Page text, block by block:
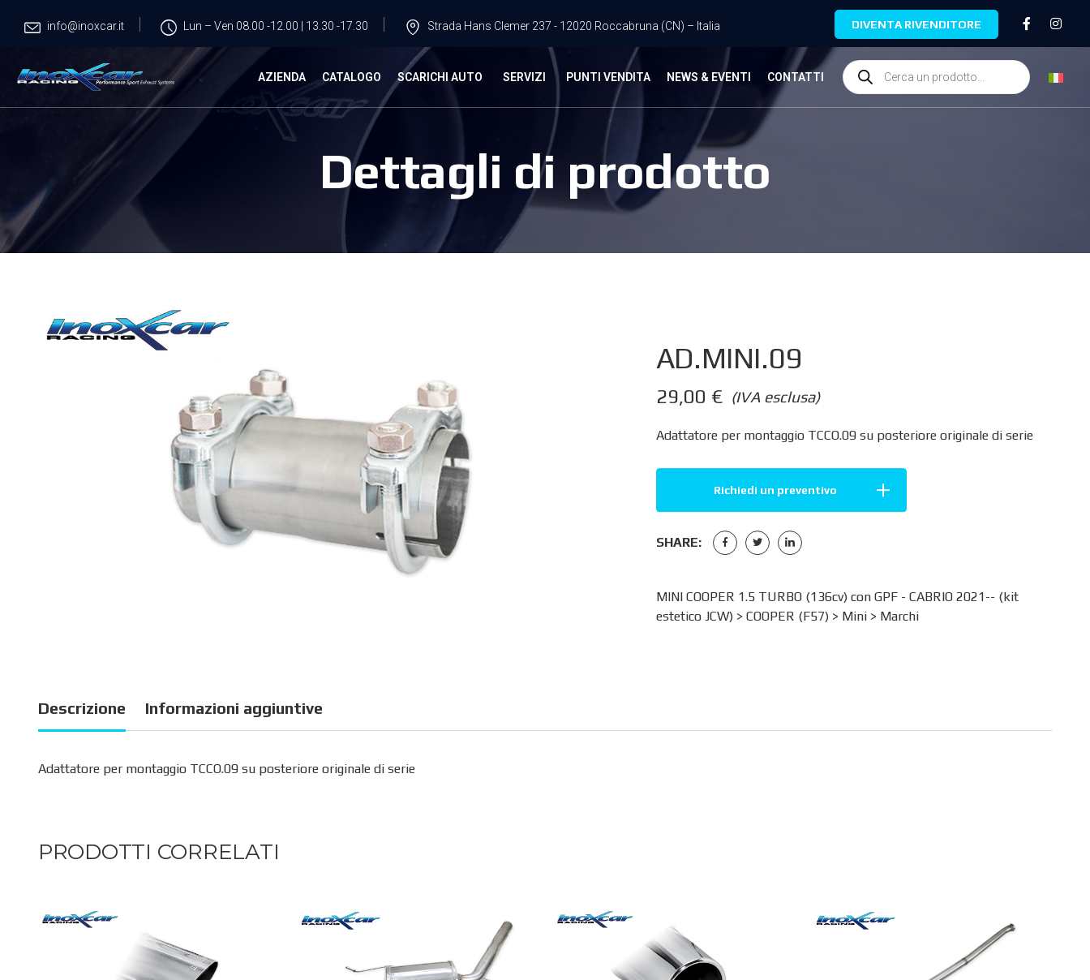
info@inoxcar.it Lun – Ven 08.00 -12.00 | 13.30 -17.30 Strada Hans Clemer 237 - 12020 Roccabruna (CN) – Italia DIVENTA RIVENDITORE
AZIENDA CATALOGO SCARICHI AUTO SERVIZI PUNTI VENDITA NEWS & EVENTI CONTATTI
Dettagli di prodotto
AD.MINI.09
(IVA esclusa)
29,00 €
Adattatore per montaggio TCCO.09 su posteriore originale di serie
Richiedi un preventivo
SHARE:
MINI COOPER 1.5 TURBO (136cv) con GPF - CABRIO 2021-- (kit
estetico JCW) > COOPER (F57)> Mini> Marchi
Descrizione Informazioni aggiuntive
Adattatore per montaggio TCCO.09 su posteriore originale di serie
PRODOTTI CORRELATI